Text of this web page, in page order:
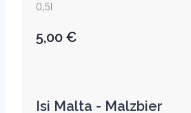
0,5l
5,00 €
Isi Malta - Malzbier